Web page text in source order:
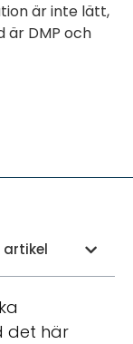
är inte lätt,
är DMP och
det här